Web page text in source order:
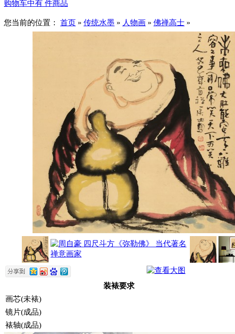
购物车中有 件商品
您当前的位置： 首页 » 传统水墨 » 人物画 » 佛禅高士 »
装裱要求
画芯(未裱)
镜片(成品)
裱轴(成品)